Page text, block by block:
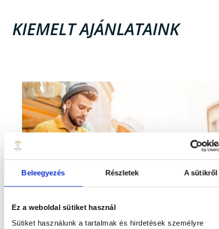
Beleegyezés Részletek A sütikről
Ez a weboldal sütiket használ
Sütiket használunk a tartalmak és hirdetések személyre
KIEMELT AJÁNLATAINK